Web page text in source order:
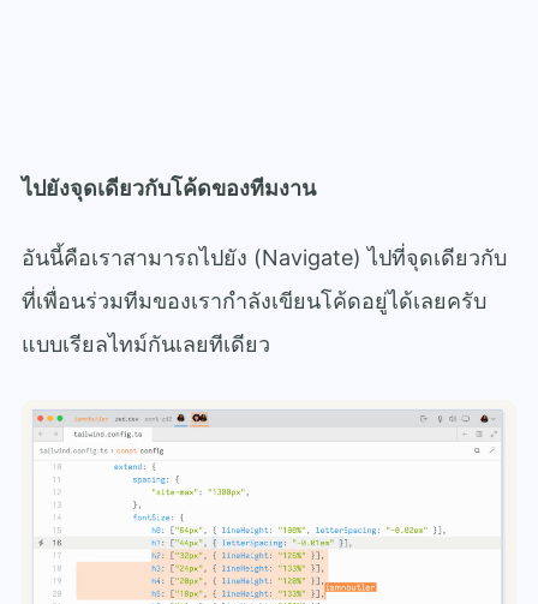
ไปยังจุดเดียวกับโค้ดของทีมงาน
อันนี้คือเราสามารถไปยัง (Navigate) ไปที่จุดเดียวกับ
ที่เพื่อนร่วมทีมของเรากำลังเขียนโค้ดอยู่ได้เลยครับ
แบบเรียลไทม์กันเลยทีเดียว